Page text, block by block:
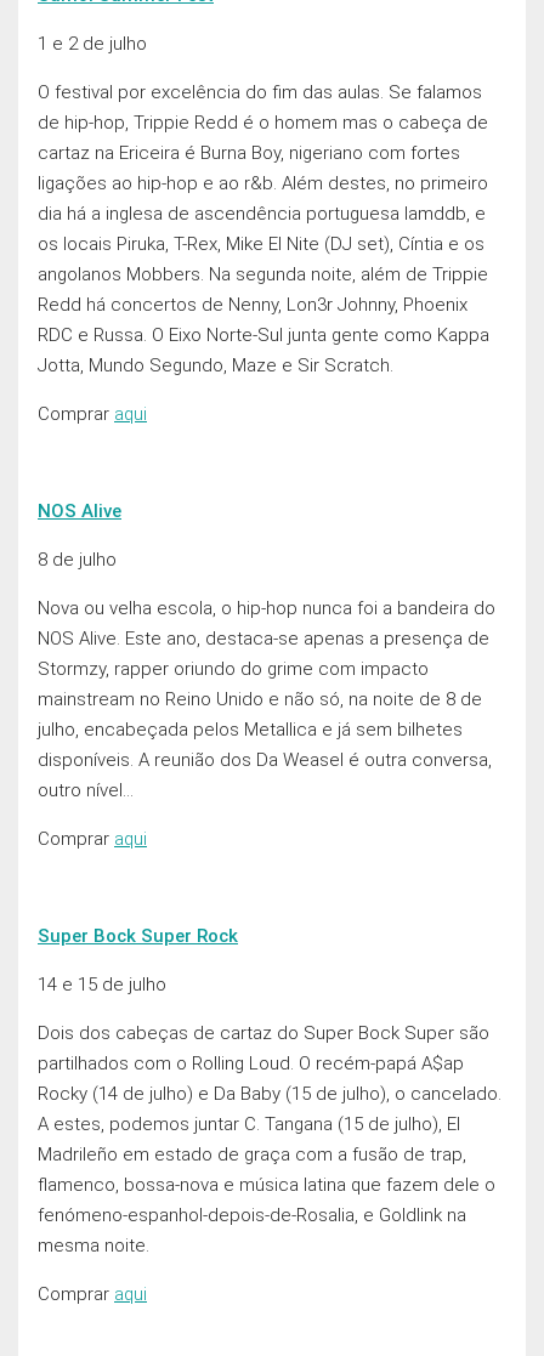
1 e 2 de julho
O festival por excelência do fim das aulas. Se falamos
de hip-hop, Trippie Redd é o homem mas o cabeça de
cartaz na Ericeira é Burna Boy, nigeriano com fortes
ligações ao hip-hop e ao r&b. Além destes, no primeiro
dia há a inglesa de ascendência portuguesa Iamddb, e
os locais Piruka, T-Rex, Mike El Nite (DJ set), Cíntia e os
angolanos Mobbers. Na segunda noite, além de Trippie
Redd há concertos de Nenny, Lon3r Johnny, Phoenix
RDC e Russa. O Eixo Norte-Sul junta gente como Kappa
Jotta, Mundo Segundo, Maze e Sir Scratch.
Comprar aqui
NOS Alive
8 de julho
Nova ou velha escola, o hip-hop nunca foi a bandeira do
NOS Alive. Este ano, destaca-se apenas a presença de
Stormzy, rapper oriundo do grime com impacto
mainstream no Reino Unido e não só, na noite de 8 de
julho, encabeçada pelos Metallica e já sem bilhetes
disponíveis. A reunião dos Da Weasel é outra conversa,
outro nível…
Comprar aqui
Super Bock Super Rock
14 e 15 de julho
Dois dos cabeças de cartaz do Super Bock Super são
partilhados com o Rolling Loud. O recém-papá A$ap
Rocky (14 de julho) e Da Baby (15 de julho), o cancelado.
A estes, podemos juntar C. Tangana (15 de julho), El
Madrileño em estado de graça com a fusão de trap,
flamenco, bossa-nova e música latina que fazem dele o
fenómeno-espanhol-depois-de-Rosalia, e Goldlink na
mesma noite.
Comprar aqui